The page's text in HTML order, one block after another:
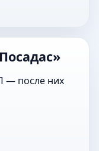
— после них